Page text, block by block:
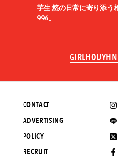
芋生 悠の日常に寄り添う
996。
CONTACT
ADVERTISING
POLICY
RECRUIT